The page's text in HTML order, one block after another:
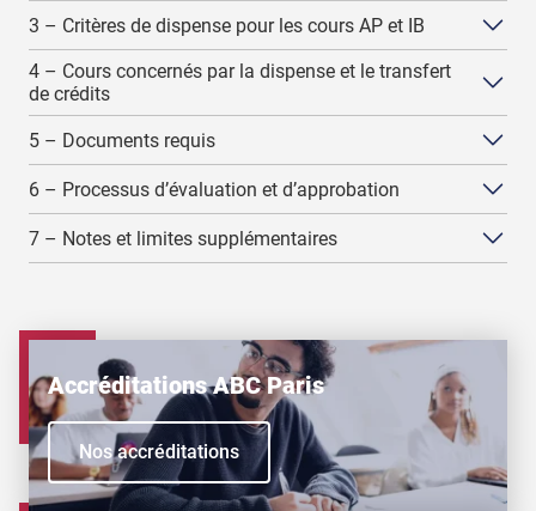
3 – Critères de dispense pour les cours AP et IB
4 – Cours concernés par la dispense et le transfert
de crédits
5 – Documents requis
6 – Processus d’évaluation et d’approbation
7 – Notes et limites supplémentaires
Accréditations ABC Paris
Nos accréditations